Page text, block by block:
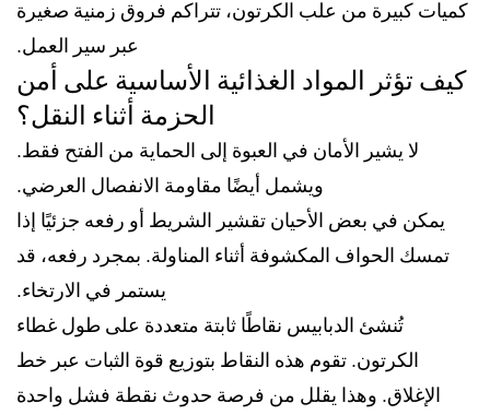
كميات كبيرة من علب الكرتون، تتراكم فروق زمنية صغيرة
عبر سير العمل.
كيف تؤثر المواد الغذائية الأساسية على أمن
الحزمة أثناء النقل؟
لا يشير الأمان في العبوة إلى الحماية من الفتح فقط.
ويشمل أيضًا مقاومة الانفصال العرضي.
يمكن في بعض الأحيان تقشير الشريط أو رفعه جزئيًا إذا
تمسك الحواف المكشوفة أثناء المناولة. بمجرد رفعه، قد
يستمر في الارتخاء.
تُنشئ الدبابيس نقاطًا ثابتة متعددة على طول غطاء
الكرتون. تقوم هذه النقاط بتوزيع قوة الثبات عبر خط
الإغلاق. وهذا يقلل من فرصة حدوث نقطة فشل واحدة